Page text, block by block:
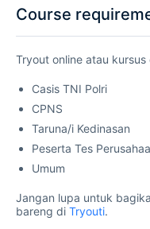
Course
Tryout online atau
Casis TNI Polri
CPNS
Taruna/i Kedinasan
Peserta Tes
Umum
Jangan lupa untuk
bareng di Tryouti.